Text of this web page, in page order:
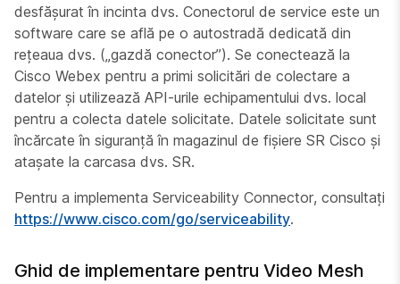
desfășurat în incinta dvs. Conectorul de service este un
software care se află pe o autostradă dedicată din
rețeaua dvs. („gazdă conector”). Se conectează la
Cisco Webex pentru a primi solicitări de colectare a
datelor și utilizează API-urile echipamentului dvs. local
pentru a colecta datele solicitate. Datele solicitate sunt
încărcate în siguranță în magazinul de fișiere SR Cisco și
atașate la carcasa dvs. SR.
Pentru a implementa Serviceability Connector, consultați
https://www.cisco.com/go/serviceability.
Ghid de implementare pentru Video Mesh